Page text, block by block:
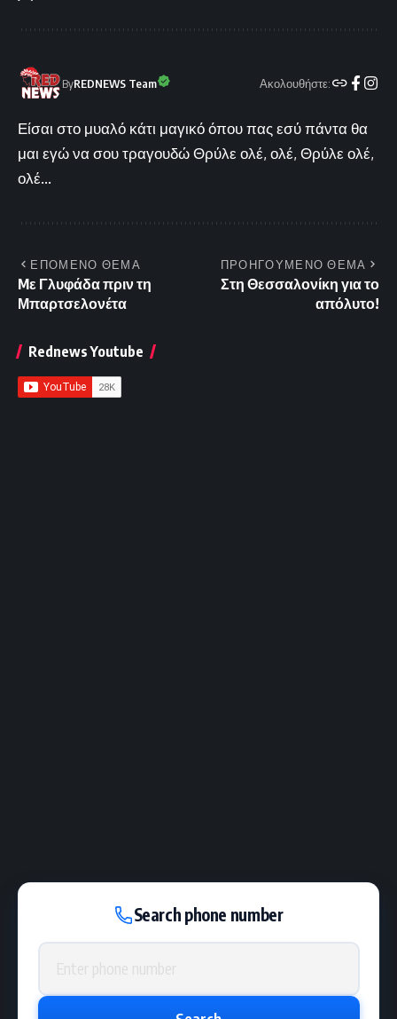
ByREDNEWS Team Ακολουθήστε:
Είσαι στο μυαλό κάτι μαγικό όπου πας εσύ πάντα θα
μαι εγώ να σου τραγουδώ Θρύλε ολέ, ολέ, Θρύλε ολέ,
ολέ...
ΕΠΟΜΕΝΟ ΘΕΜΑ
Mε Γλυφάδα πριν τη
Μπαρτσελονέτα
ΠΡΟΗΓΟΥΜΕΝΟ ΘΕΜΑ
Στη Θεσσαλονίκη για το
απόλυτο!
Rednews Youtube
Search phone number
Phone number